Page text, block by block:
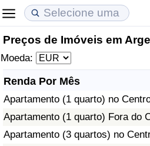
Preços de Imóveis em Argel
Moeda:
Renda Por Mês
Apartamento (1 quarto) no
Apartamento (1 quarto) Fora do
Apartamento (3 quartos) no
Custo de Vida
Indicador de Custo de Vida
Indicador de Custo de Vida
Indicador de Custo de Vida
Preços de Imóveis
Indicador de Preços de
Indicador de Preços de
Indicador de Preços de
Qualidade de Vida
Indicador de Qualidade de Vida
Indicador de Qualidade de
Índice de qualidade de vida